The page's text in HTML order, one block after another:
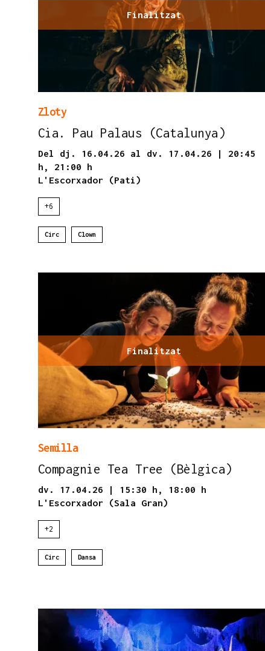
Finalitzat
Zloty
Cia. Pau Palaus (Catalunya)
Del dj. 16.04.26 al dv. 17.04.26 | 20:45
h,
21:00 h
L'Escorxador (Pati)
+6
Circ Clown
Finalitzat
Semilla
Compagnie Tea Tree (Bèlgica)
dv. 17.04.26 | 15:30 h,
18:00 h
L'Escorxador (Sala Gran)
+2
Circ Dansa